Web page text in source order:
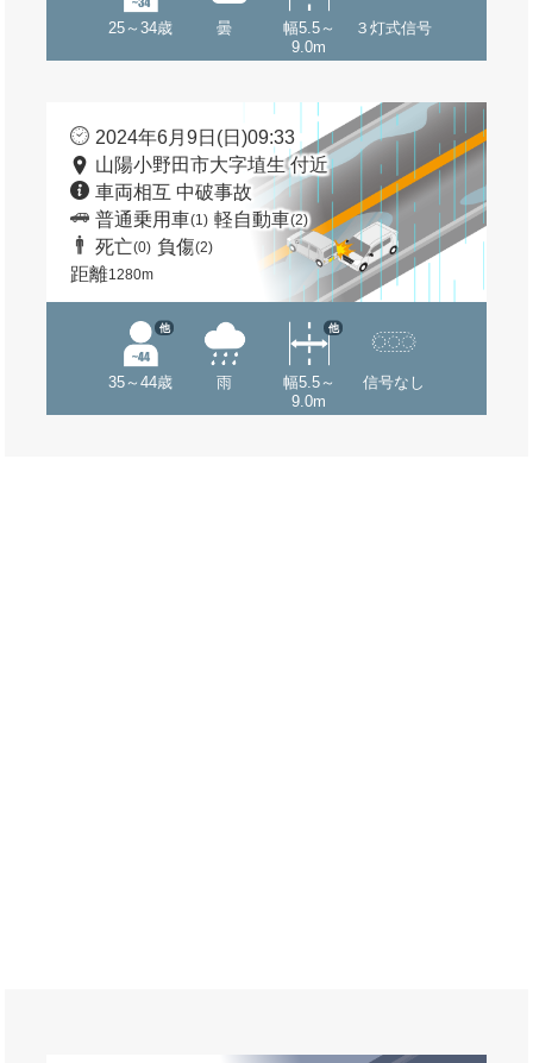
25～34歳 曇
幅5.5～
9.0m
３灯式信号
2024年6月9日(日)09:33
山陽小野田市大字埴生 付近
車両相互 中破事故
普通乗用車(1) 軽自動車(2)
死亡(0) 負傷(2)
距離1280m
35～44歳
他
雨
幅5.5～
9.0m
他
信号なし